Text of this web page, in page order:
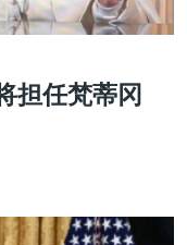
担任梵蒂冈